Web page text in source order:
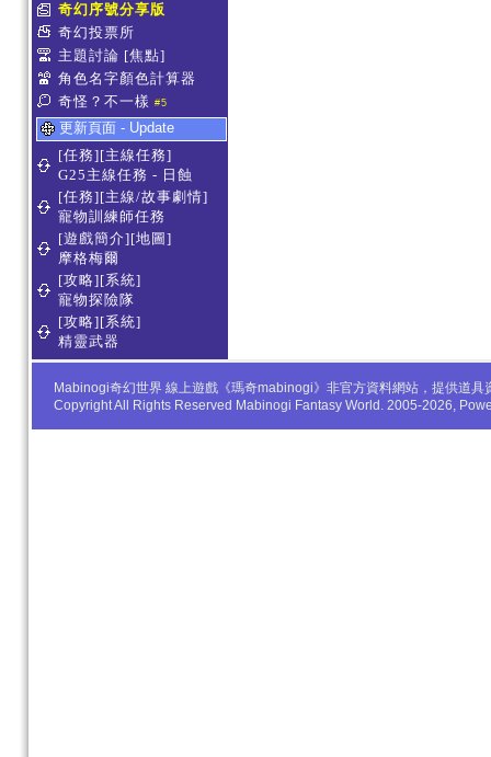
奇幻序號分享版
奇幻投票所
主題討論 [焦點]
角色名字顏色計算器
奇怪？不一樣 #5
更新頁面 - Update
[任務][主線任務]
G25主線任務 - 日蝕
[任務][主線/故事劇情]
寵物訓練師任務
[遊戲簡介][地圖]
摩格梅爾
[攻略][系統]
寵物探險隊
[攻略][系統]
精靈武器
Mabinogi奇幻世界 線上遊戲《瑪奇mabinogi》非官方資料網站，提供道
Copyright All Rights Reserved Mabinogi Fantasy World. 2005-2026,